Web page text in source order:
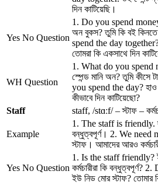
দিন কাটিয়েছি।
Yes No Question
1. Do you spend
অন বুকস? তুমি কি বই
spend the day together?
তোমরা কি একসাথে দিন
WH Question
1. What do you spend
স্পেন্ড মানি অন? তুমি
you spend the day? হাও
কীভাবে দিন কাটিয়েছো?
Staff
staff, /stɑːf/ – স্টাফ –
Example
1. The staff is friendly. দ্য
বন্ধুত্বপূর্ণ। 2. We need
স্টাফ। আমাদের আরও
Yes No Question
1. Is the staff friendly?
কর্মচারীরা কি
ইউ নিড মোর স্টাফ? তোমার